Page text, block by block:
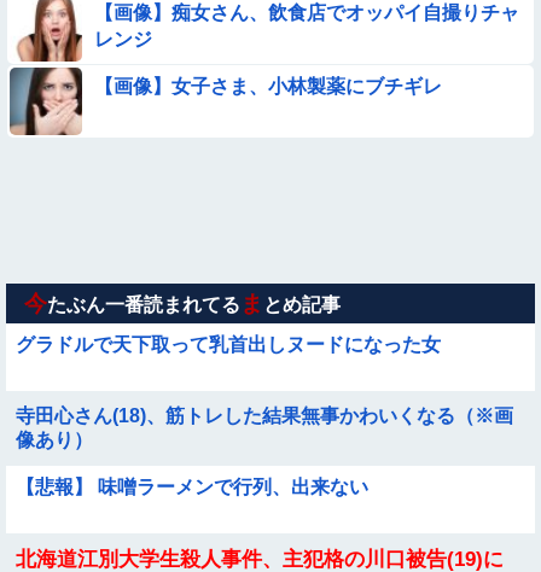
【画像】巨大マンボウの稚魚さん、金平糖みたいでカワイイｗ
【動画】美少女4人組の20年後の姿がヤバいwwwwww
を硬めてくるｗｗｗｗｗｗｗ
【画像】痴女さん、飲食店でオッパイ自撮りチャ
レンジ
【画像】女子さま、小林製薬にブチギレ
今たぶん一番読まれてる ま とめ記事
グラドルで天下取って乳首出しヌードになった女
寺田心さん(18)、筋トレした結果無事かわいくなる（※画
像あり）
【悲報】 味噌ラーメンで行列、出来ない
北海道江別大学生殺人事件、主犯格の川口被告(19)に